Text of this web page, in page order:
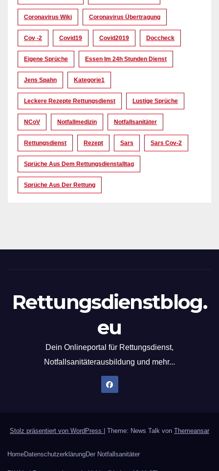
Coronavirus Wiki Coronavirus Übertragung
Cov -2 Covid19 Covid2019 Doccheck
Eigene Sprüche Essen Im 24h Stunden Dienst
Jens Spahn Kategorie1
Leckere Rezepte Rettungsdienst Lustige Sprüche
NCoV Notfallmedizin Notfallsanitäter
Rettungsdienst Rezept Sars Sars Cov-2
Sprüche Aus Dem Rettungsdienstalltag
Sprüche Aus Der Rettung
Rettungsdienstblog.
eu
Dein Onlineportal für Rettungsdienst,
Notfallsanitäterausbildung und mehr...
Stolz präsentiert von WordPress | Theme: News Talk von Themeansar
HomeDatenschutzerklärungDer Notfallsanitäter